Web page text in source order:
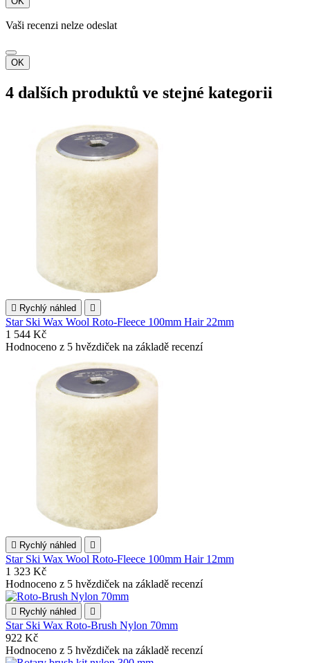
Vaši recenzi nelze odeslat
OK
4 dalších produktů ve stejné kategorii
 Rychlý náhled 
Star Ski Wax Wool Roto-Fleece 100mm Hair 22mm
1 544 Kč
Hodnoceno z 5 hvězdiček na základě recenzí
 Rychlý náhled 
Star Ski Wax Wool Roto-Fleece 100mm Hair 12mm
1 323 Kč
Hodnoceno z 5 hvězdiček na základě recenzí
 Rychlý náhled 
Star Ski Wax Roto-Brush Nylon 70mm
922 Kč
Hodnoceno z 5 hvězdiček na základě recenzí